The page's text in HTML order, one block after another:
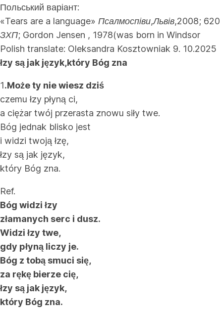
Польський варіант:
«Tears are a language» Псалмоспіви,Львів,2008; 620
ЗХП; Gordon Jensen , 1978(was born in Windsor
Polish translate: Oleksandra Kosztowniak 9. 10.2025
łzy są jak język,który Bóg zna
1.Może ty nie wiesz dziś
czemu łzy płyną ci,
a ciężar twój przerasta znowu siły twe.
Bóg jednak blisko jest
i widzi twoją łzę,
łzy są jak język,
który Bóg zna.
Ref.
Bóg widzi łzy
złamanych serc i dusz.
Widzi łzy twe,
gdy płyną liczy je.
Bóg z tobą smuci się,
za rękę bierze cię,
łzy są jak język,
który Bóg zna.